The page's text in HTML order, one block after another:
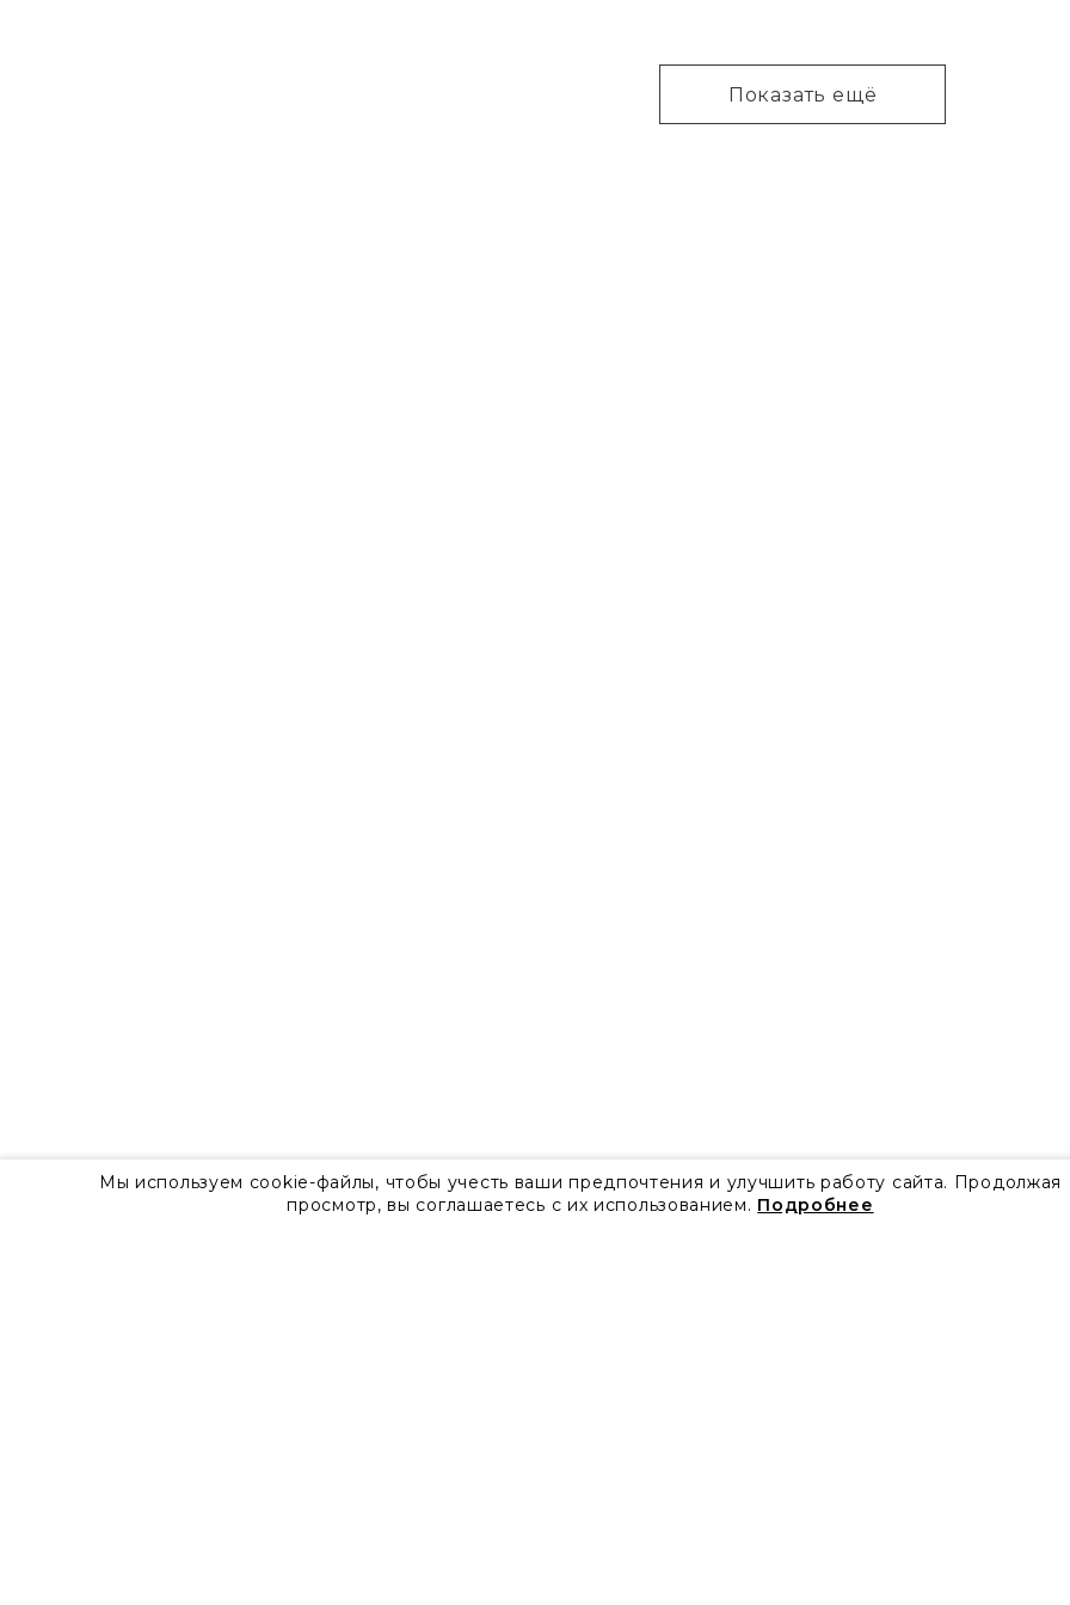
Показать ещё
Мы используем cookie-файлы, чтобы учесть ваши предпочтения и улучшить работу сайта. Продолжая
просмотр, вы соглашаетесь с их использованием. Подробнее